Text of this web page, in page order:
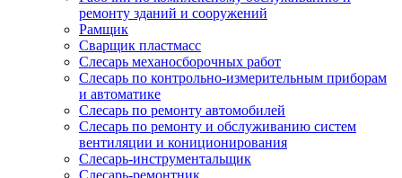
ремонту зданий и сооружений
Рамщик
Сварщик пластмасс
Слесарь механосборочных работ
Слесарь по контрольно-измерительным приборам
и автоматике
Слесарь по ремонту автомобилей
Слесарь по ремонту и обслуживанию систем
вентиляции и кониционирования
Слесарь-инструментальщик
Слесарь-ремонтник